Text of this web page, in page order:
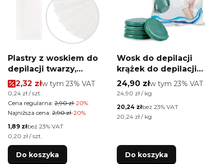
Plastry z woskiem do
depilacji twarzy,
bikini Xanitalia
brzoskwinia 6 szt
Cena promocyjna brutto
2,32 złw tym %s VAT
w tym 23% VAT
Cena jednostkowa brutto
0,24 zł / szt.
Cena regularna: 2,90 zł-20%
Najniższa cena: 2,90 zł-20%
Cena netto
1,89 złbez 23% VAT
Cena jednostkowa netto
0,20 zł / szt.
Do koszyka
Wosk do depilacji
krążek do depilacji
bezpaskowej
Xanitalia zielony
Cena brutto
24,90 złw tym %s VAT
w tym 23% VAT
Cena jednostkowa brutto
24,90 zł / kg
Cena netto
20,24 złbez 23% VAT
Cena jednostkowa netto
20,24 zł / kg
Do koszyka